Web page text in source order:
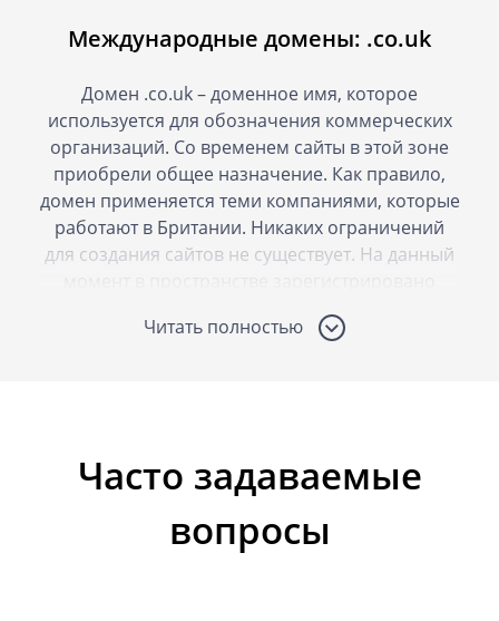
Международные домены: .co.uk
Домен .co.uk – доменное имя, которое
используется для обозначения коммерческих
организаций. Со временем сайты в этой зоне
приобрели общее назначение. Как правило,
домен применяется теми компаниями, которые
работают в Британии. Никаких ограничений
для создания сайтов не существует. На данный
назначения.
который ориентирована на англоязычного
клиента. Национальный домен внушает
доверие, гарантирует качество, безопасность и
защиту пользовательской информации. Это
Читать полностью
Часто задаваемые
вопросы